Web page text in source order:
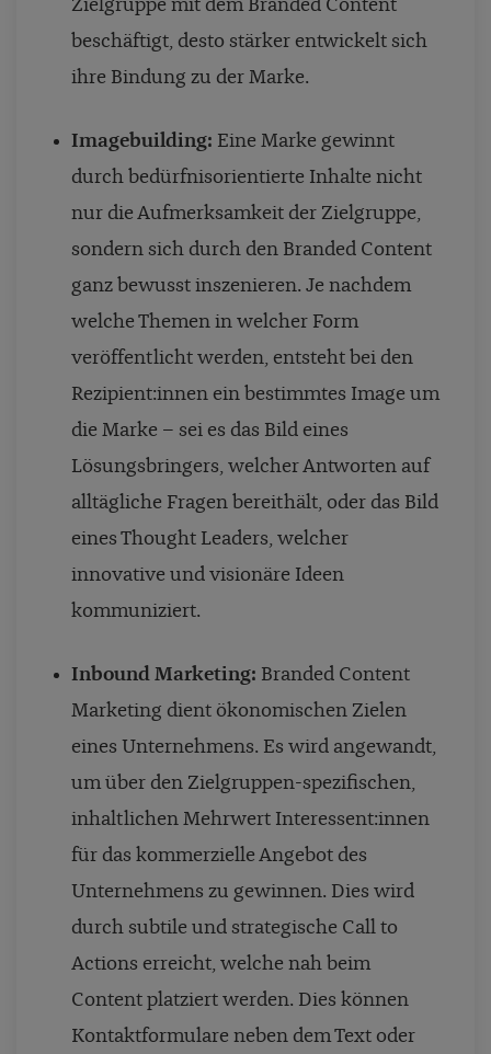
Zielgruppe mit dem Branded Content
beschäftigt, desto stärker entwickelt sich
ihre Bindung zu der Marke.
Imagebuilding: Eine Marke gewinnt
durch bedürfnisorientierte Inhalte nicht
nur die Aufmerksamkeit der Zielgruppe,
sondern sich durch den Branded Content
ganz bewusst inszenieren. Je nachdem
welche Themen in welcher Form
veröffentlicht werden, entsteht bei den
Rezipient:innen ein bestimmtes Image um
die Marke – sei es das Bild eines
Lösungsbringers, welcher Antworten auf
alltägliche Fragen bereithält, oder das Bild
eines Thought Leaders, welcher
innovative und visionäre Ideen
kommuniziert.
Inbound Marketing: Branded Content
Marketing dient ökonomischen Zielen
eines Unternehmens. Es wird angewandt,
um über den Zielgruppen-spezifischen,
inhaltlichen Mehrwert Interessent:innen
für das kommerzielle Angebot des
Unternehmens zu gewinnen. Dies wird
durch subtile und strategische Call to
Actions erreicht, welche nah beim
Content platziert werden. Dies können
Kontaktformulare neben dem Text oder